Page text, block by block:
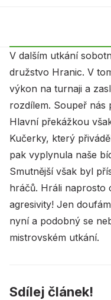
V dalším utkání
družstvo Hranic. V
výkon na turnaji a
rozdílem. Soupeř nás
Hlavní překážkou
Kučerky, který
pak vyplynula naše
Smutnější však byl
hráčů. Hráli naprosto
agresivity! Jen
nyní a podobný se
mistrovském utkání.
Sdílej článek!